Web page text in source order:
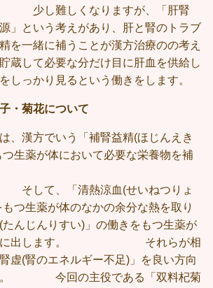
なりますが、「肝腎
」という考えがあり、肝と腎のトラブ
を一緒に補うことが漢方治療のの考え
蔵して必要な分だけ目に肝血を供給し
しっかり見るという働きをします。
・菊花について
、漢方でいう「補腎益精(ほじんえき
生薬が体において必要な栄養物を補
す。
清熱涼血(せいねつりょ
つ生薬が体のなかの余分な熱を取り
んじんりすい)」の働きをもつ生薬が
外に出します。 それらが相
虚(腎のエネルギー不足)」を良い方向
。 今回の主役である「双料杞菊